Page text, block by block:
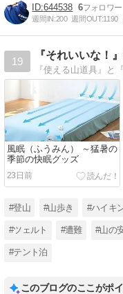
644538 6
週間IN:200 週間OUT:1190
19
『それいいな！
風眠（ふうみん） ～猛暑の
季節の快眠グッズ
23日前
#登山 #山歩き #ハイキ
#ツェルト #遭難 #山の
#テント泊
このブログのここがポ